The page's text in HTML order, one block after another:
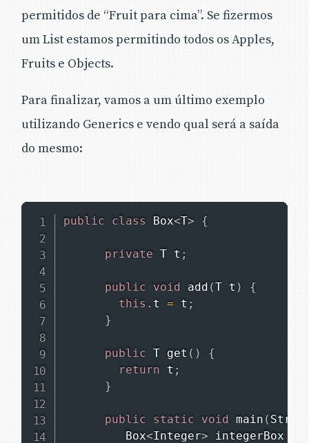
permitidos de “Fruit para cima”. Se fizermos
um List estamos permitindo todos os Apples,
Fruits e Objects.
Para finalizar, vamos a um último exemplo
utilizando Generics e vendo qual será a saída
do mesmo:
public class Box<T> {
private T t ;
public void add (T t )
{
this . t = t ;
}
public T get ( )
{
return t ;
}
public static void main (
Box<Integer> integerBox